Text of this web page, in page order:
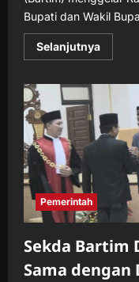
Bupati dan Wakil
SelanjutnyaRead
more
Pemkab
Bartim
Gelar
Rakor
Bupati
Wakil
Bupati
Terpilih
2025-
2030
Pemerintah
Sekda Bartim
Sama dengan